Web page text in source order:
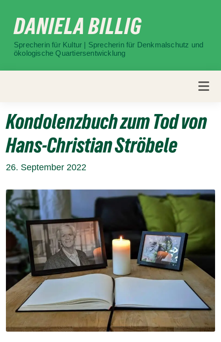
zum
InhaltDANIELA BILLIG
Sprecherin für Kultur | Sprecherin für Denkmalschutz und
ökologische Quartiersentwicklung
Kondolenzbuch zum Tod von
Hans-Christian Ströbele
26. September 2022